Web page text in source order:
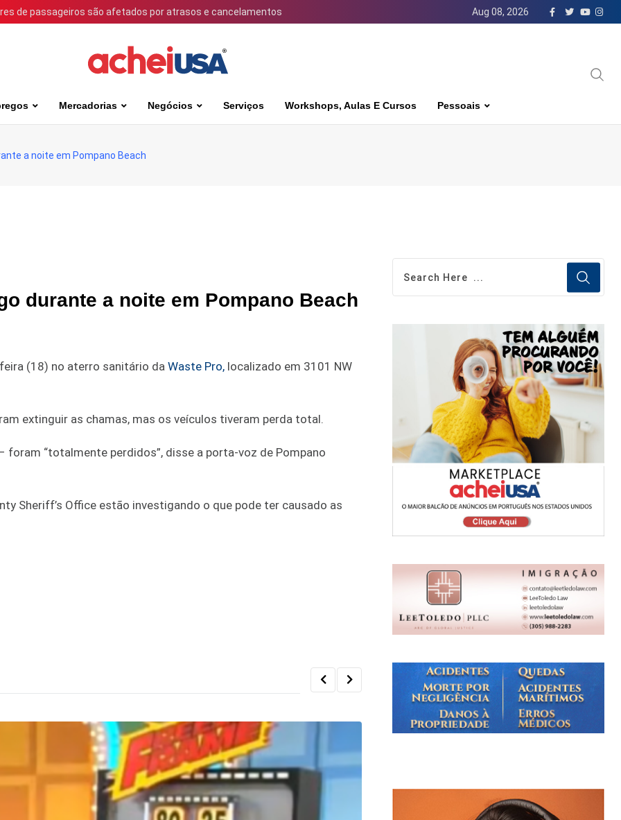
de passageiros são afetados por atrasos e cancelamentos Aug 08, 2026
Mercadorias Negócios Serviços Workshops, Aulas E Cursos Pessoais
a noite em Pompano Beach
durante a noite em Pompano Beach
(18) no aterro sanitário da Waste Pro, localizado em 3101 NW
extinguir as chamas, mas os veículos tiveram perda total.
“totalmente perdidos”, disse a porta-voz de Pompano
Sheriff’s Office estão investigando o que pode ter causado as